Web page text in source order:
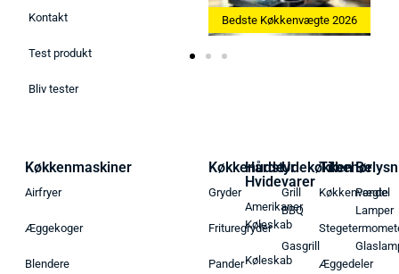
Kontakt
Test produkt
Bliv tester
Bedste Ismaskine 2026 Bedste Køkkenvægte 2026
Køkkenmaskiner
Airfryer
Æggekoger
Blendere
Køkkenudstyr
Gryder
Frituregryder
Pander
Hårde
Hvidevarer
Amerikaner
Køleskab
Køleskab
Udekøkken
Grill
BBQ
Gasgrill
Tilbehør
Køkkenvægte
Æggedeler
Pendel
Lamper